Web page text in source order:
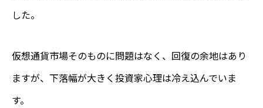
した。
仮想通貨市場そのものに問題はなく、回復の余地はあり
ますが、下落幅が大きく投資家心理は冷え込んでいま
す。